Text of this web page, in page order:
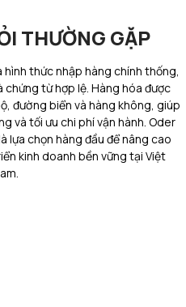
THƯỜNG GẶP
hình thức nhập hàng chính thống,
chứng từ hợp lệ. Hàng hóa được
đường biển và hàng không, giúp
và tối ưu chi phí vận hành. Oder
lựa chọn hàng đầu để nâng cao
kinh doanh bền vững tại Việt